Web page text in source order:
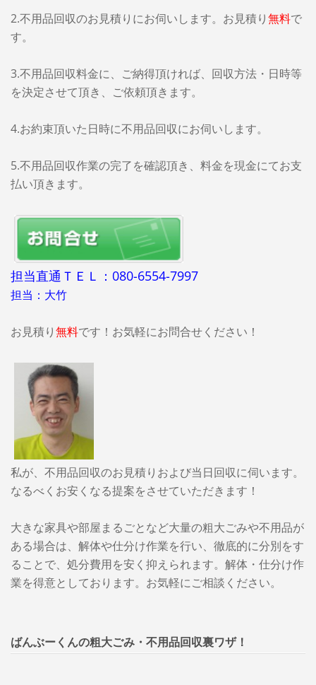
2.不用品回収のお見積りにお伺いします。お見積り無料で
す。
3.不用品回収料金に、ご納得頂ければ、回収方法・日時等
を決定させて頂き、ご依頼頂きます。
4.お約束頂いた日時に不用品回収にお伺いします。
5.不用品回収作業の完了を確認頂き、料金を現金にてお支
払い頂きます。
担当直通ＴＥＬ：080-6554-7997
担当：大竹
お見積り無料です！お気軽にお問合せください！
私が、不用品回収のお見積りおよび当日回収に伺います。
なるべくお安くなる提案をさせていただきます！
大きな家具や部屋まるごとなど大量の粗大ごみや不用品が
ある場合は、解体や仕分け作業を行い、徹底的に分別をす
ることで、処分費用を安く抑えられます。解体・仕分け作
業を得意としております。お気軽にご相談ください。
ばんぶーくんの粗大ごみ・不用品回収裏ワザ！